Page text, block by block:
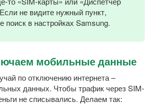
не видите нужный пункт,
поиск в настройках Samsung.
мобильные данные
по отключению интернета –
данных. Чтобы трафик через SIM-
не списывались. Делаем так: